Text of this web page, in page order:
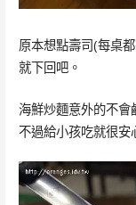
原本想點壽司(每桌
就下回吧。
海鮮炒麵意外的不會
不過給小孩吃就很安